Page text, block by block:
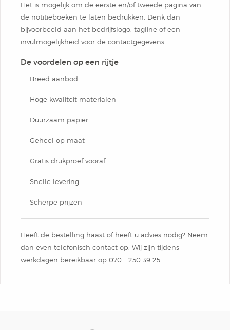
Het is mogelijk om de eerste en/of tweede pagina van
de notitieboeken te laten bedrukken. Denk dan
bijvoorbeeld aan het bedrijfslogo, tagline of een
invulmogelijkheid voor de contactgegevens.
De voordelen op een rijtje
Breed aanbod
Hoge kwaliteit materialen
Duurzaam papier
Geheel op maat
Gratis drukproef vooraf
Snelle levering
Scherpe prijzen
Heeft de bestelling haast of heeft u advies nodig? Neem
dan even telefonisch contact op. Wij zijn tijdens
werkdagen bereikbaar op 070 - 250 39 ​25.